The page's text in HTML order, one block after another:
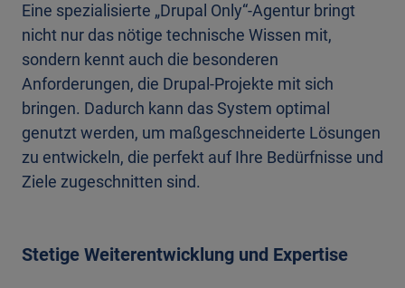
Eine spezialisierte „Drupal Only“-Agentur bringt
nicht nur das nötige technische Wissen mit,
sondern kennt auch die besonderen
Anforderungen, die Drupal-Projekte mit sich
bringen. Dadurch kann das System optimal
genutzt werden, um maßgeschneiderte Lösungen
zu entwickeln, die perfekt auf Ihre Bedürfnisse und
Ziele zugeschnitten sind.
Stetige Weiterentwicklung und Expertise